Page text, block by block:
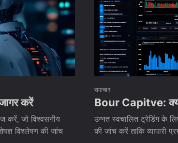
करें
करें, जो विश्वसनीय
विश्लेषण की जांच
समाचार
Bour Capitve: क्या
उन्नत स्वचालित ट्रेडिंग के
की जांच करें ताकि व्यापारी